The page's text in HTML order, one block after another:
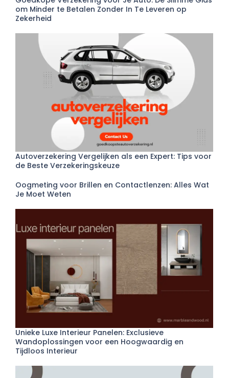
om Minder te Betalen Zonder In Te Leveren op
Zekerheid
Autoverzekering Vergelijken als een Expert: Tips voor
de Beste Verzekeringskeuze
Oogmeting voor Brillen en Contactlenzen: Alles Wat
Je Moet Weten
Unieke Luxe Interieur Panelen: Exclusieve
Wandoplossingen voor een Hoogwaardig en
Tijdloos Interieur